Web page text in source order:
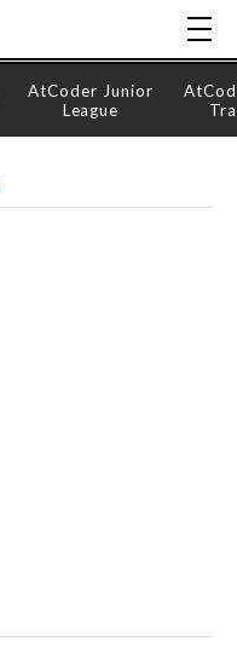
AtCoder Junior
League